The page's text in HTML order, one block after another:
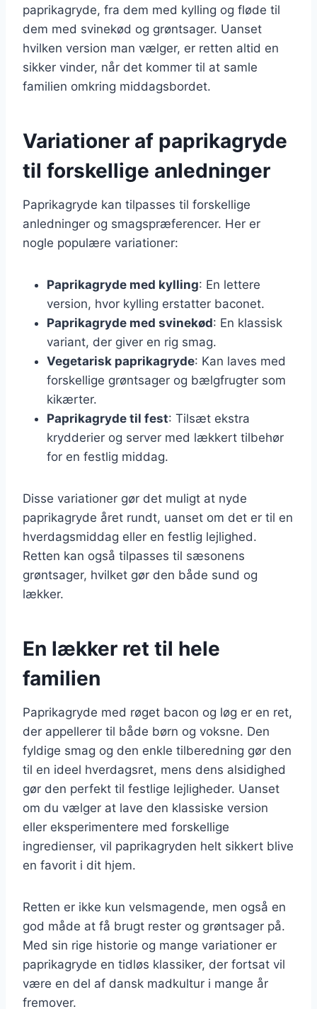
paprikagryde, fra dem med kylling og fløde til
dem med svinekød og grøntsager. Uanset
hvilken version man vælger, er retten altid en
sikker vinder, når det kommer til at samle
familien omkring middagsbordet.
Variationer af paprikagryde
til forskellige anledninger
Paprikagryde kan tilpasses til forskellige
anledninger og smagspræferencer. Her er
nogle populære variationer:
Paprikagryde med kylling: En lettere
version, hvor kylling erstatter baconet.
Paprikagryde med svinekød: En klassisk
variant, der giver en rig smag.
Vegetarisk paprikagryde: Kan laves med
forskellige grøntsager og bælgfrugter som
kikærter.
Paprikagryde til fest: Tilsæt ekstra
krydderier og server med lækkert tilbehør
for en festlig middag.
Disse variationer gør det muligt at nyde
paprikagryde året rundt, uanset om det er til en
hverdagsmiddag eller en festlig lejlighed.
Retten kan også tilpasses til sæsonens
grøntsager, hvilket gør den både sund og
lækker.
En lækker ret til hele
familien
Paprikagryde med røget bacon og løg er en ret,
der appellerer til både børn og voksne. Den
fyldige smag og den enkle tilberedning gør den
til en ideel hverdagsret, mens dens alsidighed
gør den perfekt til festlige lejligheder. Uanset
om du vælger at lave den klassiske version
eller eksperimentere med forskellige
ingredienser, vil paprikagryden helt sikkert blive
en favorit i dit hjem.
Retten er ikke kun velsmagende, men også en
god måde at få brugt rester og grøntsager på.
Med sin rige historie og mange variationer er
paprikagryde en tidløs klassiker, der fortsat vil
være en del af dansk madkultur i mange år
fremover.